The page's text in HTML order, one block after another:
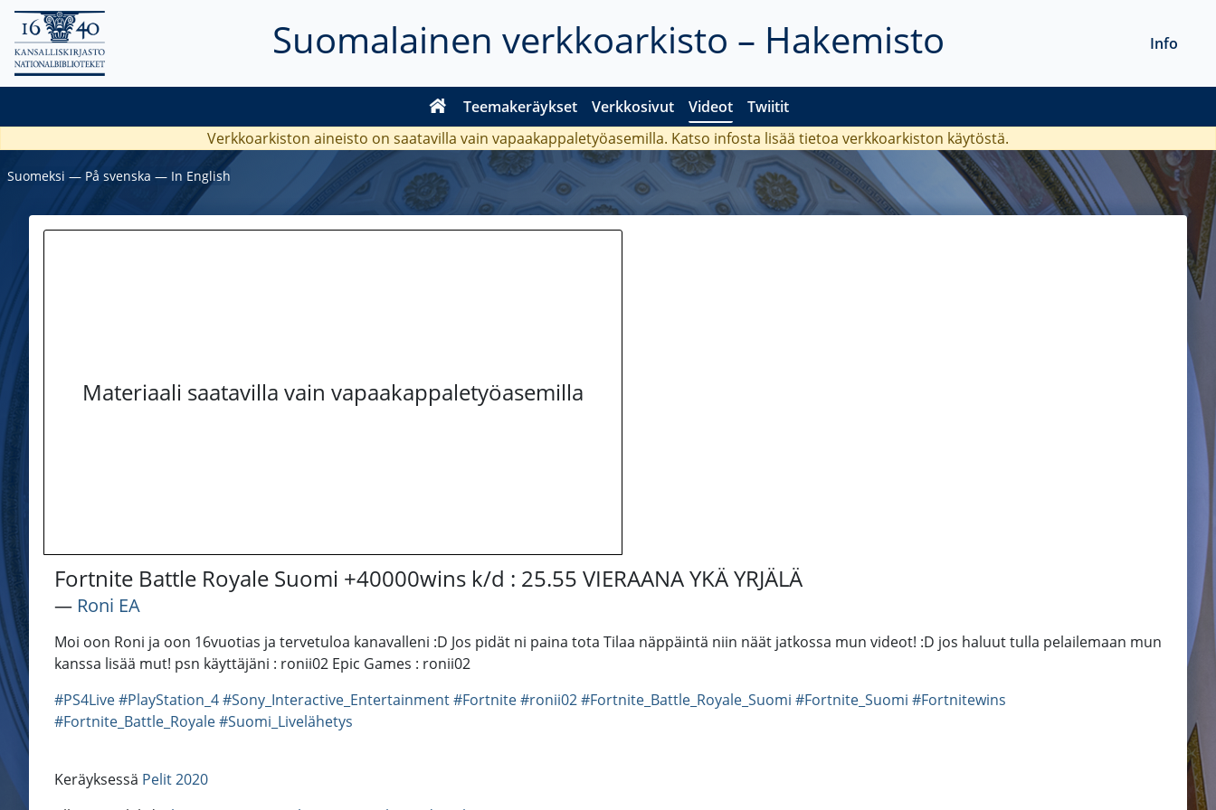
Suomalainen verkkoarkisto – Hakemisto
Teemakeräykset Verkkosivut Videot Twiitit
Info
Verkkoarkiston aineisto on saatavilla vain vapaakappaletyöasemilla. Katso infosta lisää tietoa verkkoarkiston käytöstä.
Suomeksi ― På svenska ― In English
Materiaali saatavilla vain vapaakappaletyöasemilla
Fortnite Battle Royale Suomi +40000wins k/d : 25.55 VIERAANA YKÄ YRJÄLÄ
― Roni EA
Moi oon Roni ja oon 16vuotias ja tervetuloa kanavalleni :D Jos pidät ni paina tota Tilaa näppäintä niin näät jatkossa mun videot! :D jos haluut tulla pelailemaan mun
kanssa lisää mut! psn käyttäjäni : ronii02 Epic Games : ronii02
#PS4Live#PlayStation_4#Sony_Interactive_Entertainment#Fortnite#ronii02#Fortnite_Battle_Royale_Suomi #Fortnite_Suomi #Fortnitewins
#Fortnite_Battle_Royale#Suomi_Livelähetys
Keräyksessä Pelit 2020